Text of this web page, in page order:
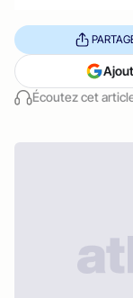
Écoutez cet